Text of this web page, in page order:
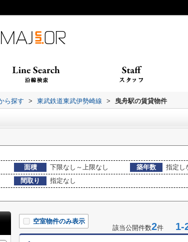
ら探す > 東武鉄道東武伊勢崎線 > 曳舟駅の賃貸物件
面積 下限なし～上限なし 築年数
指定し
間取り
指定なし
空室物件のみ表示
該当公開件数2件 1-